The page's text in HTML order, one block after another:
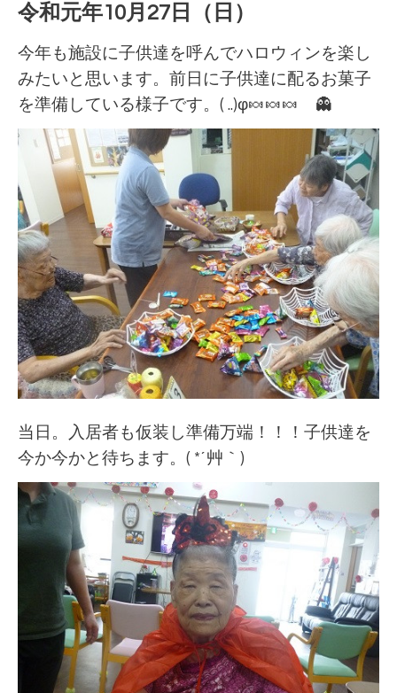
令和元年10月27日（日）
今年も施設に子供達を呼んでハロウィンを楽し
みたいと思います。前日に子供達に配るお菓子
を準備している様子です。( ..)φ🍬🍬🍬 👻
当日。入居者も仮装し準備万端！！！子供達を
今か今かと待ちます。( *´艸｀)